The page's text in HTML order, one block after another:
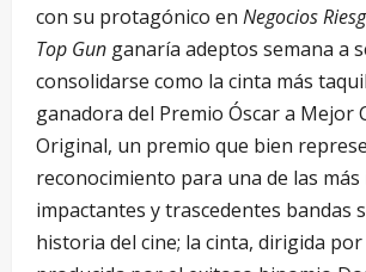
con su protagónico en Negocios
Top Gun ganaría adeptos semana a
consolidarse como la cinta más
ganadora del Premio Óscar a Mejor
Original, un premio que bien
reconocimiento para una de las
impactantes y trascedentes bandas
historia del cine; la cinta, dirigida